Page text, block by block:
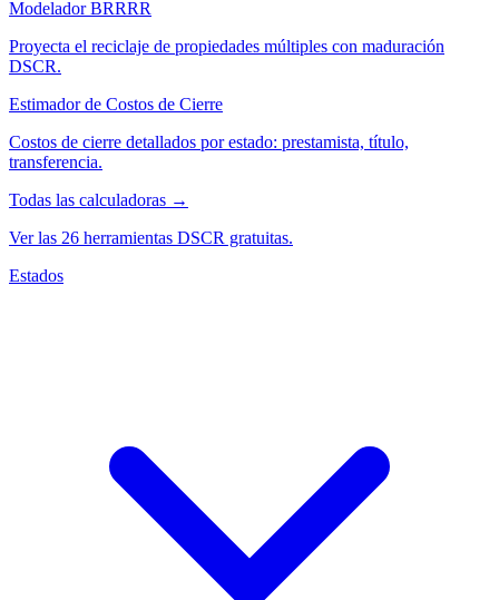
Modelador BRRRR
Proyecta el reciclaje de propiedades múltiples con maduración
DSCR.
Estimador de Costos de Cierre
Costos de cierre detallados por estado: prestamista, título,
transferencia.
Todas las calculadoras →
Ver las 26 herramientas DSCR gratuitas.
Estados